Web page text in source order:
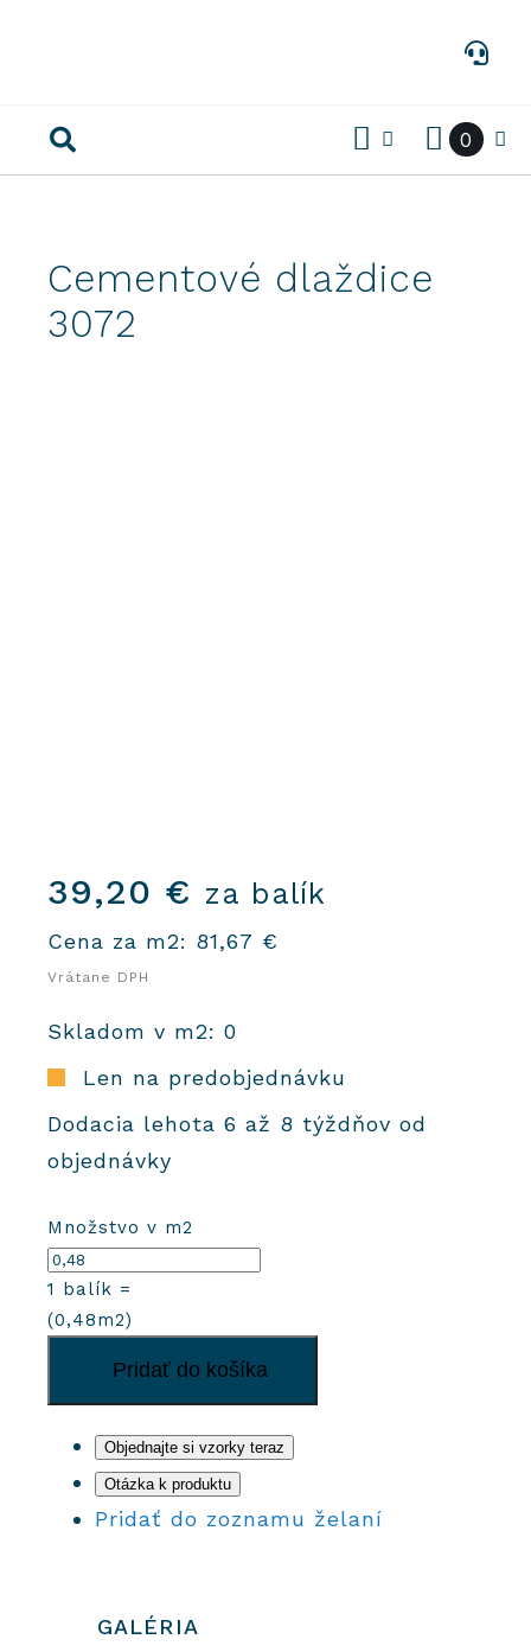
0
Cementové dlaždice
3072
39,20 € za balík
Cena za m2: 81,67 €
Vrátane DPH
Skladom v m2: 0
Len na predobjednávku
Dodacia lehota 6 až 8 týždňov od
objednávky
Množstvo v m2
1
balík =
(0,48m2)
Cementové
dlaždice
3072
Pridať do košíka
Objednajte si vzorky teraz
Otázka k produktu
Pridať do zoznamu želaní
GALÉRIA